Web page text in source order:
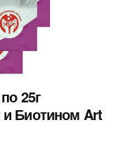
25г
Биотином Art